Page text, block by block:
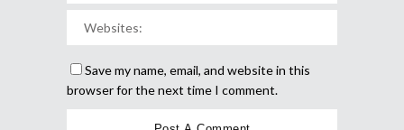
Save my name, email, and website in this
browser for the next time I comment.